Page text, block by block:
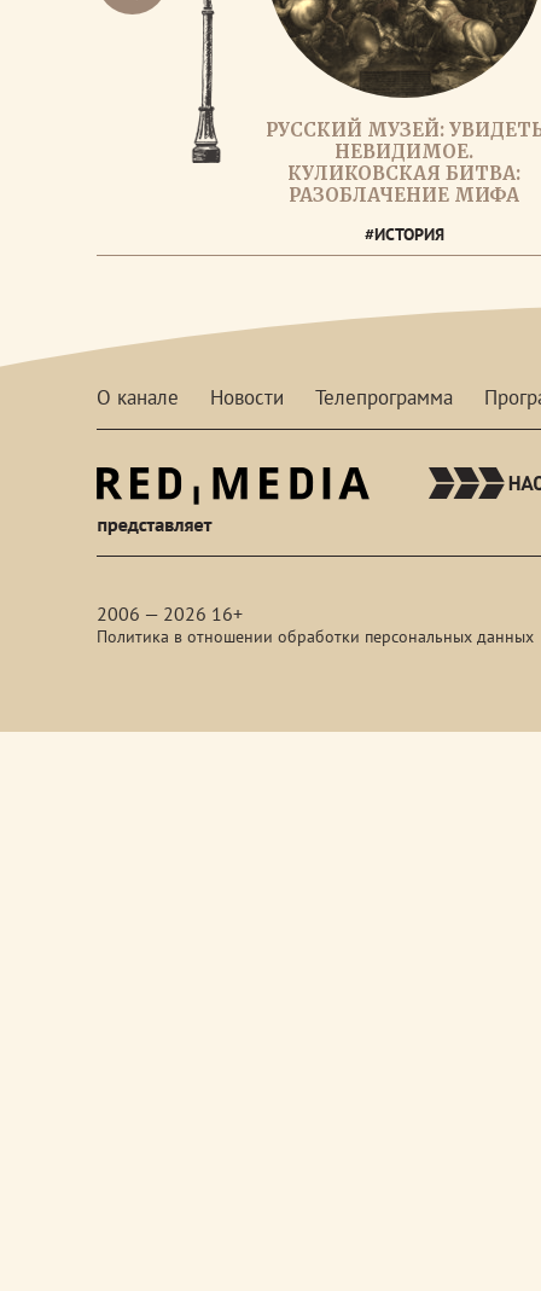
РУССКИЙ МУЗЕЙ:
НЕВИДИМОЕ.
КУЛИКОВСКАЯ БИТВА:
РАЗОБЛАЧЕНИЕ МИФА
#ИСТОРИЯ
О канале Новости Телепрограмма
2006 — 2026 16+
Политика в отношении обработки персональных данных